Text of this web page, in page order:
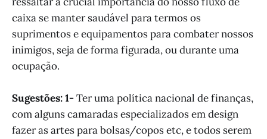
caixa se manter saudável para termos os
suprimentos e equipamentos para combater nossos
inimigos, seja de forma figurada, ou durante uma
ocupação.
Sugestões: 1-Ter uma política nacional de finanças,
com alguns camaradas especializados em design
fazer as artes para bolsas/copos etc, e todos serem